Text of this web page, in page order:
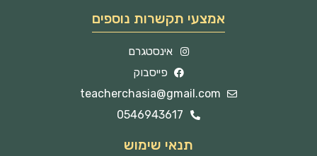
אמצעי תקשרות נוספים
אינסטגרם
פייסבוק
teacherchasia@gmail.com
0546943617
תנאי שימוש